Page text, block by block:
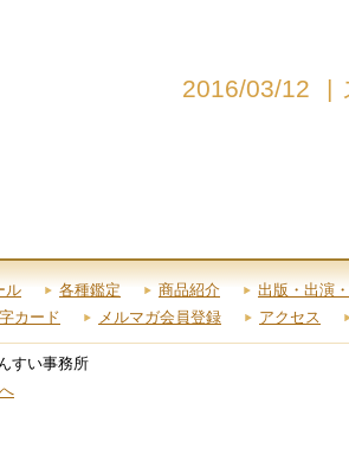
2016/03/12 |
ル 各種鑑定 商品紹介
出版・出演
カード
メルマガ会員登録 アクセス
すい事務所